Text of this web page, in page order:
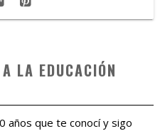
LA EDUCACIÓN
años que te conocí y sigo